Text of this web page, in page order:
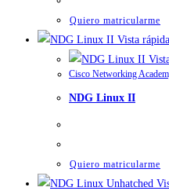
Quiero matricularme
Vista rápida
Cisco Networking
NDG Linux II
Quiero matricularme